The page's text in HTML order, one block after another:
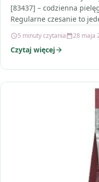
[83437] – codzienna
Regularne czesanie to
5 minuty czytania 28 maja
Czytaj więcej